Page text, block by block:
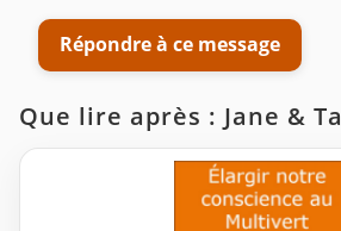
Répondre à ce message
Que lire après : Jane &